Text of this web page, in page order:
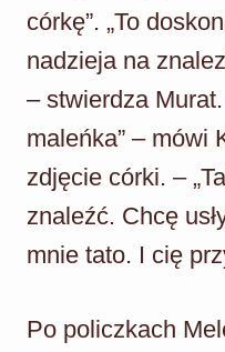
córkę”. „To
nadzieja na
– stwierdza
maleńka” – mówi
zdjęcie córki. –
znaleźć. Chcę
mnie tato. I cię
Po policzkach